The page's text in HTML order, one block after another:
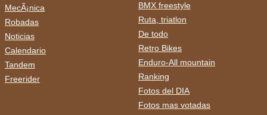
MecÃ¡nica
Robadas
Noticias
Calendario
Tandem
Freerider
BMX freestyle
Ruta, triatlon
De todo
Retro Bikes
Enduro-All mountain
Ranking
Fotos del DIA
Fotos mas votadas